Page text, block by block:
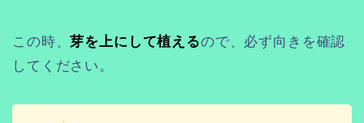
この時、芽を上にして植えるので、必ず向きを確認
してください。